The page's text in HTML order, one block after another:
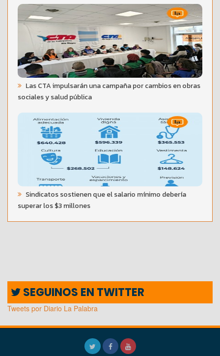
Las CTA impulsarán una campaña por cambios en obras
sociales y salud pública
Sindicatos sostienen que el salario mínimo debería
superar los $3 millones
SEGUINOS EN TWITTER
Tweets por Diario La Palabra